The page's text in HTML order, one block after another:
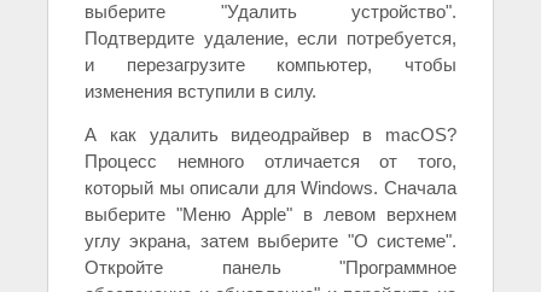
выберите "Удалить устройство".
Подтвердите удаление, если потребуется,
и перезагрузите компьютер, чтобы
изменения вступили в силу.
А как удалить видеодрайвер в macOS?
Процесс немного отличается от того,
который мы описали для Windows. Сначала
выберите "Меню Apple" в левом верхнем
углу экрана, затем выберите "О системе".
Откройте панель "Программное